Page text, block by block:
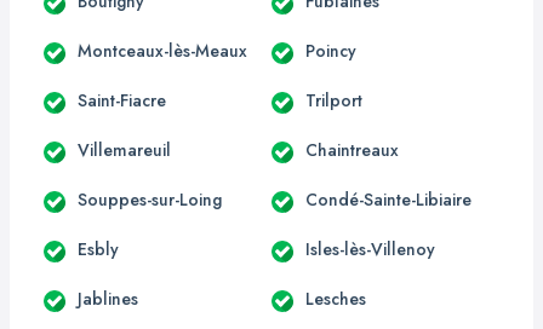
Montceaux-lès-Meaux Poincy
Saint-Fiacre Trilport
Villemareuil Chaintreaux
Souppes-sur-Loing Condé-Sainte-Libiaire
Esbly Isles-lès-Villenoy
Jablines Lesches